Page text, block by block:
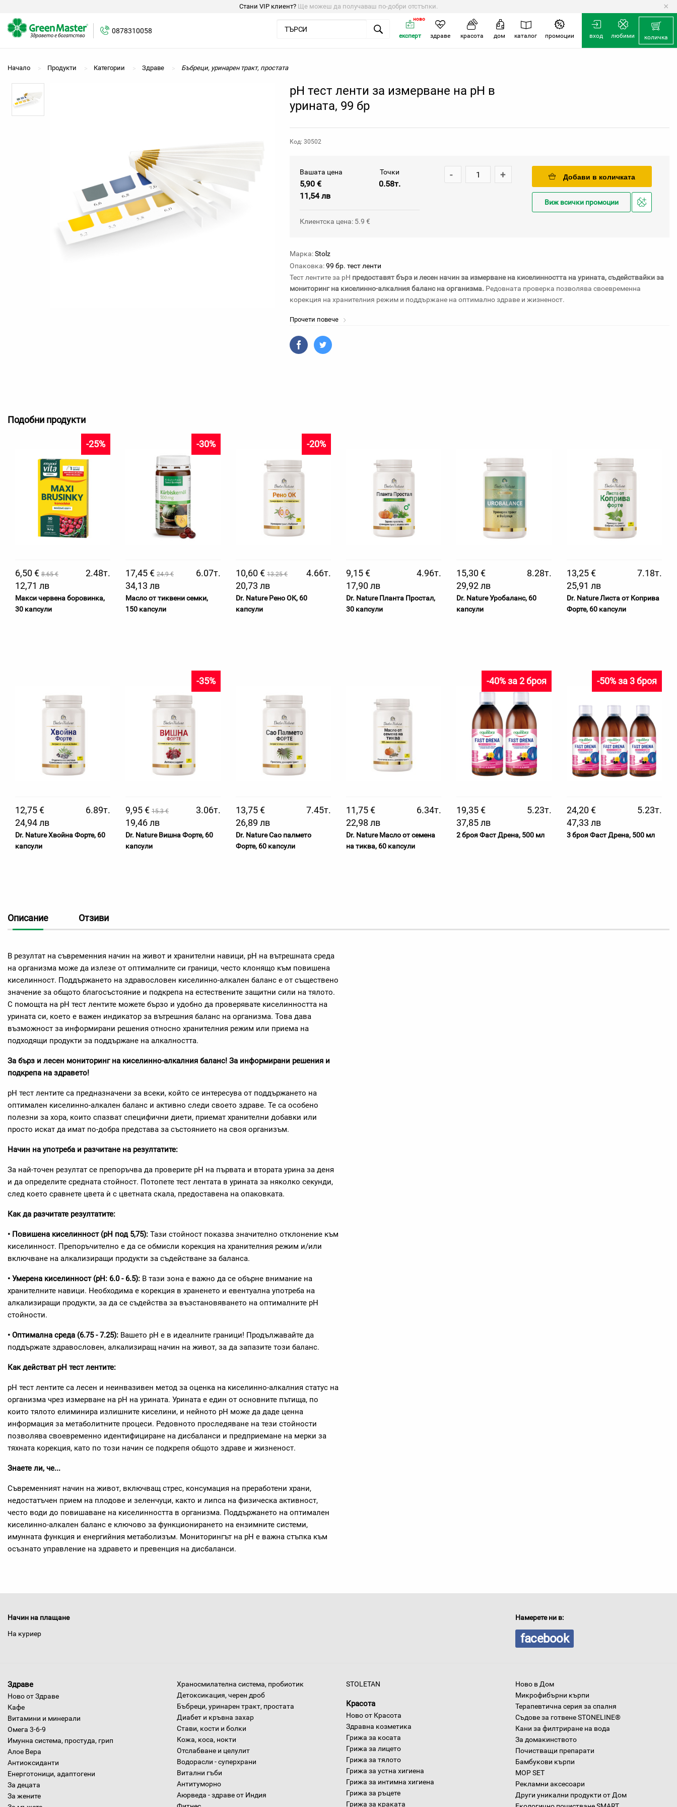
Стани VIP клиент? Ще можеш да получаваш по-добри отстъпки. ×
0878310058
вход любими количка
експерт
ново
здраве красота дом каталог промоции
Начало Продукти Категории Здраве Бъбреци, уринарен тракт, простата
рH тест ленти за измерване на pH в
урината, 99 бр
Код: 30502
Вашата цена
5,90 €
11,54 лв
Точки
0.58т.
Клиентска цена: 5.9 €
- + Добави в количката
Виж всички промоции
Добави
Марка:Stolz
Опаковка:99 бр. тест ленти
Тест лентите за pH предоставят бърз и лесен начин за измерване на киселинността на урината, съдействайки за
мониторинг на киселинно-алкалния баланс на организма. Редовната проверка позволява своевременна
корекция на хранителния режим и поддържане на оптимално здраве и жизненост.
Прочети повече
Подобни продукти
6,50 € 8.65 €
-25%
2.48т.
12,71 лв
Макси червена боровинка,
30 капсули
17,45 € 24.9 €
-30%
6.07т.
34,13 лв
Масло от тиквени семки,
150 капсули
10,60 € 13.25 €
-20%
4.66т.
20,73 лв
Dr. Nature Рено ОК, 60
капсули
9,15 €
4.96т.
17,90 лв
Dr. Nature Планта Простал,
30 капсули
15,30 €
8.28т.
29,92 лв
Dr. Nature Уробаланс, 60
капсули
13,25 €
7.18т.
25,91 лв
Dr. Nature Листа от Коприва
Форте, 60 капсули
12,75 €
6.89т.
24,94 лв
Dr. Nature Хвойна Форте, 60
капсули
9,95 € 15.3 €
-35%
3.06т.
19,46 лв
Dr. Nature Вишна Форте, 60
капсули
13,75 €
7.45т.
26,89 лв
Dr. Nature Сао палмето
Форте, 60 капсули
11,75 €
6.34т.
22,98 лв
Dr. Nature Масло от семена
на тиква, 60 капсули
-40% за 2 броя
19,35 €
5.23т.
37,85 лв
2 броя Фаст Дрена, 500 мл
-50% за 3 броя
24,20 €
5.23т.
47,33 лв
3 броя Фаст Дрена, 500 мл
Описание Отзиви
В резултат на съвременния начин на живот и хранителни навици, pH на вътрешната среда
на организма може да излезе от оптималните си граници, често клонящо към повишена
киселинност. Поддържането на здравословен киселинно-алкален баланс е от съществено
значение за общото благосъстояние и подкрепа на естествените защитни сили на тялото.
С помощта на pH тест лентите можете бързо и удобно да проверявате киселинността на
урината си, което е важен индикатор за вътрешния баланс на организма. Това дава
възможност за информирани решения относно хранителния режим или приема на
подходящи продукти за поддържане на алкалността.
За бърз и лесен мониторинг на киселинно-алкалния баланс! За информирани решения и
подкрепа на здравето!
pH тест лентите са предназначени за всеки, който се интересува от поддържането на
оптимален киселинно-алкален баланс и активно следи своето здраве. Те са особено
полезни за хора, които спазват специфични диети, приемат хранителни добавки или
просто искат да имат по-добра представа за състоянието на своя организъм.
Начин на употреба и разчитане на резултатите:
За най-точен резултат се препоръчва да проверите pH на първата и втората урина за деня
и да определите средната стойност. Потопете тест лентата в урината за няколко секунди,
след което сравнете цвета ѝ с цветната скала, предоставена на опаковката.
Как да разчитате резултатите:
• Повишена киселинност (pH под 5,75): Тази стойност показва значително отклонение към
киселинност. Препоръчително е да се обмисли корекция на хранителния режим и/или
включване на алкализиращи продукти за съдействане за баланса.
• Умерена киселинност (pH: 6.0 - 6.5): В тази зона е важно да се обърне внимание на
хранителните навици. Необходима е корекция в храненето и евентуална употреба на
алкализиращи продукти, за да се съдейства за възстановяването на оптималните pH
стойности.
• Оптимална среда (6.75 - 7.25): Вашето pH е в идеалните граници! Продължавайте да
поддържате здравословен, алкализиращ начин на живот, за да запазите този баланс.
Как действат pH тест лентите:
pH тест лентите са лесен и неинвазивен метод за оценка на киселинно-алкалния статус на
организма чрез измерване на pH на урината. Урината е един от основните пътища, по
които тялото елиминира излишните киселини, и нейното pH може да даде ценна
информация за метаболитните процеси. Редовното проследяване на тези стойности
позволява своевременно идентифициране на дисбаланси и предприемане на мерки за
тяхната корекция, като по този начин се подкрепя общото здраве и жизненост.
Знаете ли, че...
Съвременният начин на живот, включващ стрес, консумация на преработени храни,
недостатъчен прием на плодове и зеленчуци, както и липса на физическа активност,
често води до повишаване на киселинността в организма. Поддържането на оптимален
киселинно-алкален баланс е ключово за функционирането на ензимните системи,
имунната функция и енергийния метаболизъм. Мониторингът на pH е важна стъпка към
осъзнато управление на здравето и превенция на дисбаланси.
Начин на плащане
На куриер
Намерете ни в:
facebook
Здраве
Ново от Здраве
Кафе
Витамини и минерали
Омега 3-6-9
Имунна система, простуда, грип
Алое Вера
Антиоксиданти
Енерготоници, адаптогени
За децата
За жените
Храносмилателна система, пробиотик
Детоксикация, черен дроб
Бъбреци, уринарен тракт, простата
Диабет и кръвна захар
Стави, кости и болки
Кожа, коса, нокти
Отслабване и целулит
Водорасли - суперхрани
Витални гъби
Антитуморно
Аюрведа - здраве от Индия
STOLETAN
Красота
Ново от Красота
Здравна козметика
Грижа за косата
Грижа за лицето
Грижа за тялото
Грижа за устна хигиена
Грижа за интимна хигиена
Грижа за ръцете
Грижа за краката
Ново в Дом
Микрофибърни кърпи
Терапевтична серия за спалня
Съдове за готвене STONELINE®
Кани за филтриране на вода
За домакинството
Почистващи препарати
Бамбукови кърпи
MOP SET
Рекламни аксесоари
Други уникални продукти от Дом